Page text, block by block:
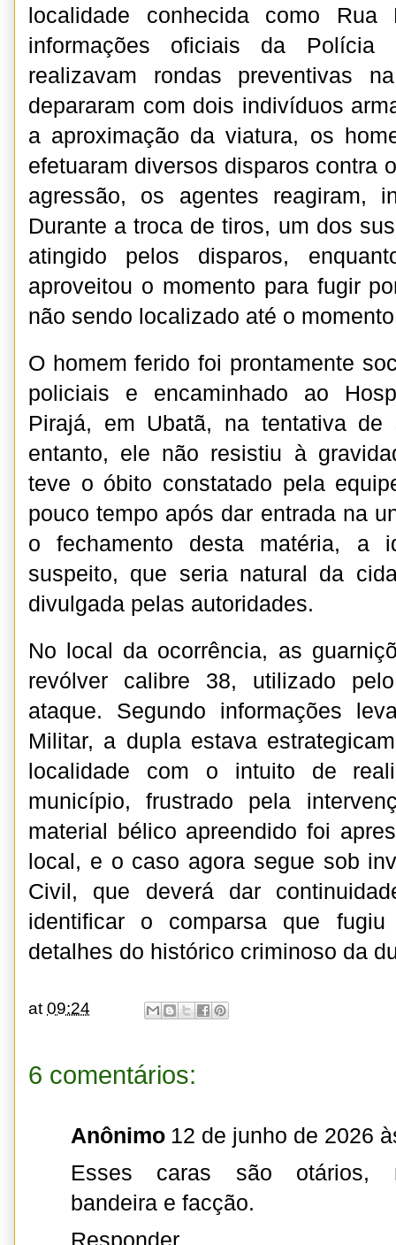
localidade conhecida como
informações oficiais da Polícia
realizavam rondas preventivas
depararam com dois indivíduos
a aproximação da viatura, os
efetuaram diversos disparos contra
agressão, os agentes reagiram,
Durante a troca de tiros, um dos
atingido pelos disparos,
aproveitou o momento para fugir
não sendo localizado até o
O homem ferido foi prontamente
policiais e encaminhado ao
Pirajá, em Ubatã, na tentativa
entanto, ele não resistiu à
teve o óbito constatado pela
pouco tempo após dar entrada na
o fechamento desta matéria, a
suspeito, que seria natural da
divulgada pelas autoridades.
No local da ocorrência, as
revólver calibre 38, utilizado
ataque. Segundo informações
Militar, a dupla estava
localidade com o intuito de
município, frustrado pela
material bélico apreendido foi
local, e o caso agora segue sob
Civil, que deverá dar
identificar o comparsa que
detalhes do histórico criminoso da
at09:24
6 comentários:
Anônimo 12 de junho de 2026
Esses caras são otários,
bandeira e facção.
Responder